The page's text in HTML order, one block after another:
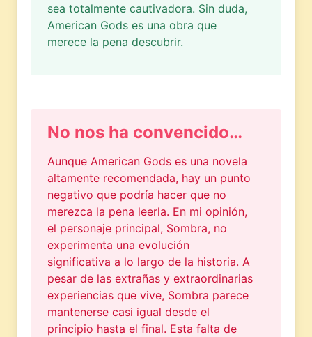
sea totalmente cautivadora. Sin duda,
American Gods es una obra que
merece la pena descubrir.
No nos ha convencido…
Aunque American Gods es una novela
altamente recomendada, hay un punto
negativo que podría hacer que no
merezca la pena leerla. En mi opinión,
el personaje principal, Sombra, no
experimenta una evolución
significativa a lo largo de la historia. A
pesar de las extrañas y extraordinarias
experiencias que vive, Sombra parece
mantenerse casi igual desde el
principio hasta el final. Esta falta de